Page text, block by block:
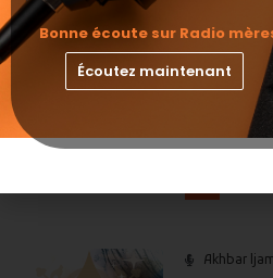
Akhbar
Le
audio
Akhbar
Bonne écoute sur Radio
Écoutez maintenant